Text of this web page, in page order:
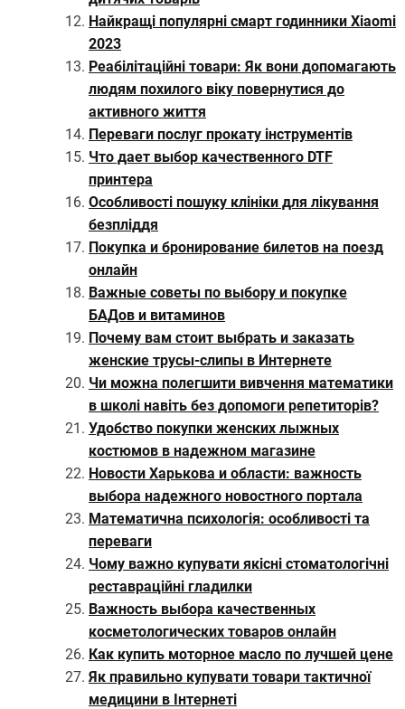
Найкращі популярні смарт годинники Xiaomi
2023
Реабілітаційні товари: Як вони допомагають
людям похилого віку повернутися до
активного життя
Переваги послуг прокату інструментів
Что дает выбор качественного DTF
принтера
Особливості пошуку клініки для лікування
безпліддя
Покупка и бронирование билетов на поезд
онлайн
Важные советы по выбору и покупке
БАДов и витаминов
Почему вам стоит выбрать и заказать
женские трусы-слипы в Интернете
Чи можна полегшити вивчення математики
в школі навіть без допомоги репетиторів?
Удобство покупки женских лыжных
костюмов в надежном магазине
Новости Харькова и области: важность
выбора надежного новостного портала
Математична психологія: особливості та
переваги
Чому важно купувати якісні стоматологічні
реставраційні гладилки
Важность выбора качественных
косметологических товаров онлайн
Как купить моторное масло по лучшей цене
Як правильно купувати товари тактичної
медицини в Інтернеті